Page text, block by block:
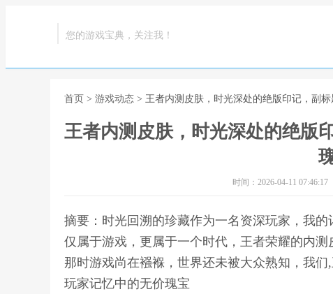
您的游戏宝典，关注我！
首页 > 游戏动态 > 王者内测皮肤，时光深处的绝版印记，副
王者内测皮肤，时光深处的绝版
时间：2026-04-11 07:46:17
摘要：时光回溯的珍藏作为一名资深玩家，我
仅属于游戏，更属于一个时代，王者荣耀的内
那时游戏尚在襁褓，世界还未被大众熟知，我
玩家记忆中的无价瑰宝